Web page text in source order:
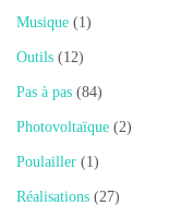
Musique (1)
Outils (12)
Pas à pas (84)
Photovoltaïque (2)
Poulailler (1)
Réalisations (27)